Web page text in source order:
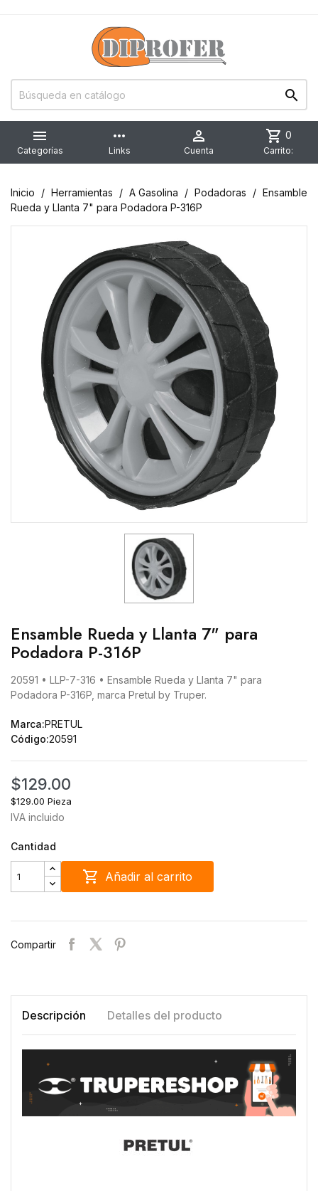


Categorías
more_horiz
Links

Cuenta
shopping_cart 0
Carrito:
Inicio Herramientas A Gasolina Podadoras
Ensamble
Rueda y Llanta 7" para Podadora P-316P
Ensamble Rueda y Llanta 7" para
Podadora P-316P
20591 • LLP-7-316 • Ensamble Rueda y Llanta 7" para
Podadora P-316P, marca Pretul by Truper.
Marca:PRETUL
Código:20591
$129.00
$129.00 Pieza
IVA incluido
Cantidad
 Añadir al carrito
Compartir
Descripción Detalles del producto